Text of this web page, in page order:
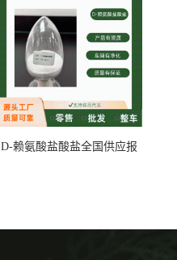
D-赖氨酸盐酸盐全国供应报